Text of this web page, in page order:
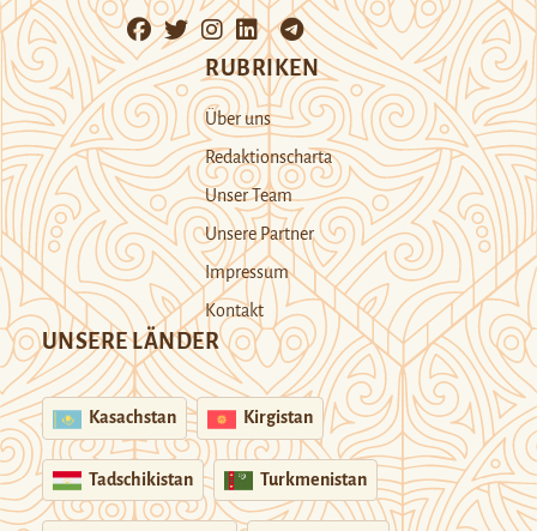
RUBRIKEN
Über uns
Redaktionscharta
Unser Team
Unsere Partner
Impressum
Kontakt
UNSERE LÄNDER
Kasachstan Kirgistan
Tadschikistan Turkmenistan